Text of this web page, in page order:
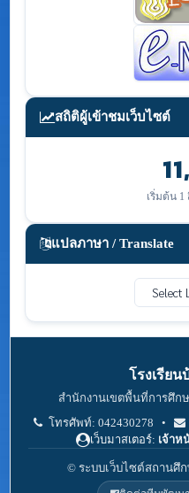
สถิติผู้เข้าชมเว็บไซต์
เริ่มต้น 1
แปลภาษา / Translate
Select
โรงเรีย
สำนักงานเขตพื้นที่การศึก
โทรศัพท์: 042430278 •
เว็บมาสเตอร์: เจ้าห
© ระบบเว็บไซต์สถานศึก